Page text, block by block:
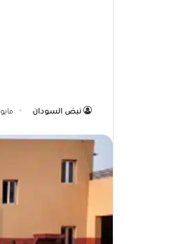
نبض السودان مايو 10, 2026